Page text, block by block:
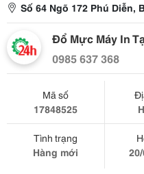
Số 64 Ngõ 172 Phú Diễn,
Đổ Mực Máy In
0985 637 368
Mã số
17848525
Tình trạng
Hàng mới